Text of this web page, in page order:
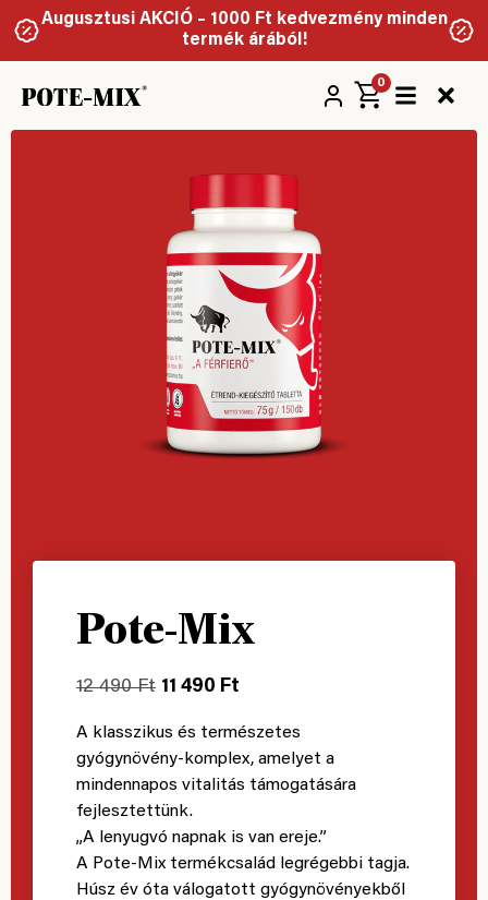
Augusztusi AKCIÓ – 1000 Ft kedvezmény minden
termék árából!
0
Pote-Mix
12 490Ft 11 490 Ft
A klasszikus és természetes
gyógynövény-komplex, amelyet a
mindennapos vitalitás támogatására
fejlesztettünk.
„A lenyugvó napnak is van ereje.”
A Pote-Mix termékcsalád legrégebbi tagja.
Húsz év óta válogatott gyógynövényekből